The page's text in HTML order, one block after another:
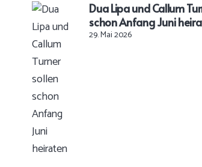
Dua Lipa und Callum
schon Anfang Juni
29. Mai 2026